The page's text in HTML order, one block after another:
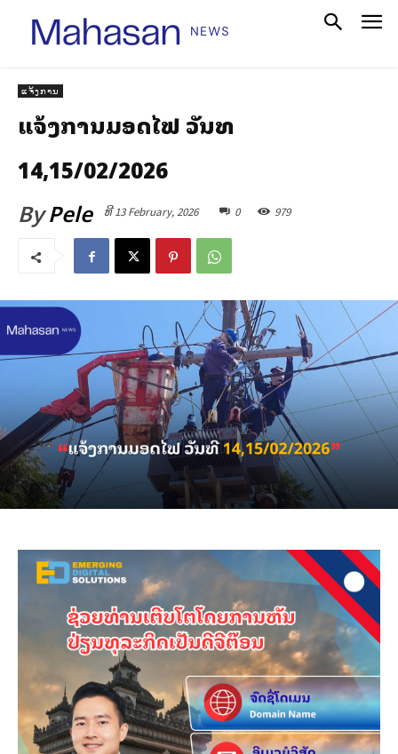
ແຈ້ງການ
ແຈ້ງການມອດໄຟ ວັນທີ
14,15/02/2026
ByPele ທີ 13 February, 2026 0 979